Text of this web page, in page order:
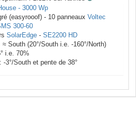
- 3000 Wp
(easyrooof) - 10 panneaux Voltec
300-60
SolarEdge - SE2200 HD
≈ South (20°/South i.e. -160°/North)
° i.e. 70%
-3°/South et pente de 38°